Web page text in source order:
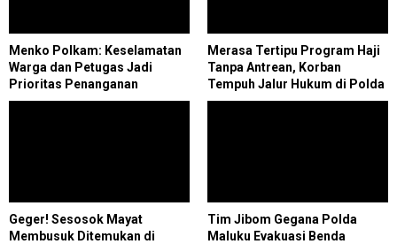
Menko Polkam: Keselamatan
Warga dan Petugas Jadi
Prioritas Penanganan
Karhutla
Merasa Tertipu Program Haji
Tanpa Antrean, Korban
Tempuh Jalur Hukum di Polda
Riau
Geger! Sesosok Mayat
Membusuk Ditemukan di
Tim Jibom Gegana Polda
Maluku Evakuasi Benda